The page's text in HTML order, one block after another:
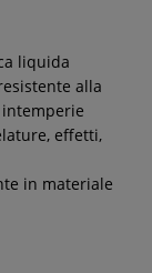
liquida
alla
effetti,
in materiale